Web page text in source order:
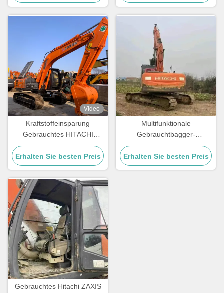
Excavators
Video
Kraftstoffeinsparung
Gebrauchtes HITACHI
ZX200 Bagger Gebrauchtes
Erdbewegungsgerät 20300
kg
Erhalten Sie besten Preis
Multifunktionale
Gebrauchtbagger-
Grabgeräte HITACHI Zax120
für den Bergbau
Erhalten Sie besten Preis
Gebrauchtes Hitachi ZAXIS